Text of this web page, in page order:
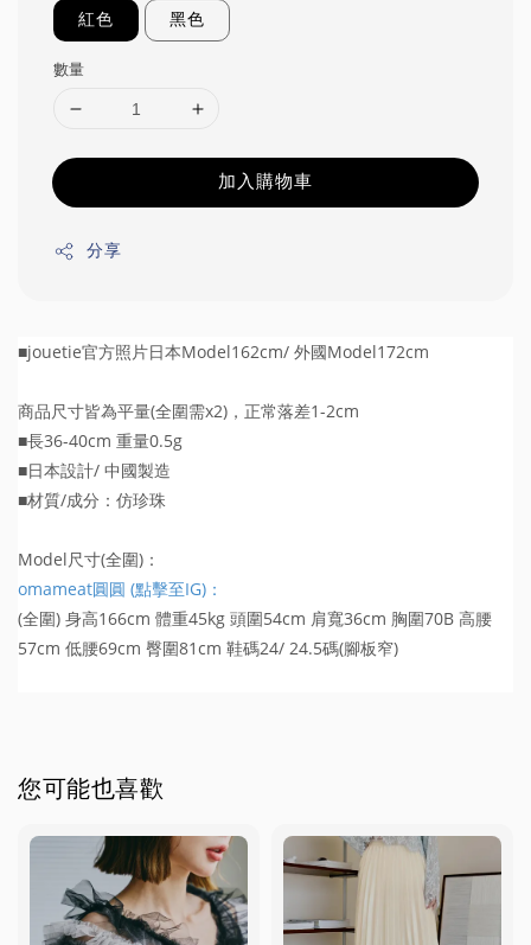
紅色 黑色
數量
加入購物車
分享
■jouetie官方照片日本Model162cm/ 外國Model172cm
商品尺寸皆為平量(全圍需x2)，正常落差1-2cm
■長36-40cm 重量0.5g
■日本設計/ 中國製造
■材質/成分：仿珍珠
Model尺寸(全圍)：
omameat圓圓 (點擊至IG)：
(全圍) 身高166cm 體重45kg 頭圍54cm 肩寬36cm 胸圍70B 高腰
57cm 低腰69cm 臀圍81cm 鞋碼24/ 24.5碼(腳板窄)
您可能也喜歡